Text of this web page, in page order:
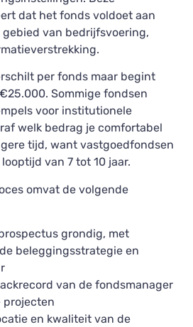
dat het fonds voldoet aan
van bedrijfsvoering,
per fonds maar begint
Sommige fondsen
voor institutionele
welk bedrag je comfortabel
tijd, want vastgoedfondsen
van 7 tot 10 jaar.
omvat de volgende
grondig, met
beleggingsstrategie en
van de fondsmanager
projecten
en kwaliteit van de